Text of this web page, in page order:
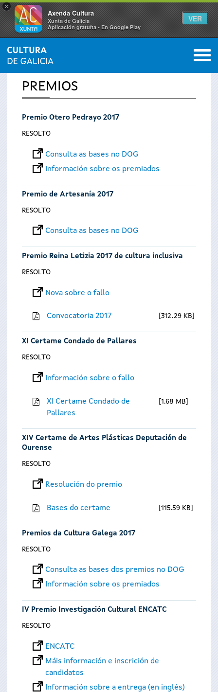
×
Axenda Cultura
Xunta de Galicia
Aplicación gratuíta - En Google Play
VER
Vostede
está
aquí
INICIO 0
PREMIOS
Premio Otero Pedrayo 2017
RESOLTO
Consulta as bases no DOG
Información sobre os premiados
Premio de Artesanía 2017
RESOLTO
Consulta as bases no DOG
Premio Reina Letizia 2017 de cultura inclusiva
RESOLTO
Nova sobre o fallo
Convocatoria 2017 312.29 KB
XI Certame Condado de Pallares
RESOLTO
Información sobre o fallo
XI Certame Condado de
Pallares
1.68 MB
XIV Certame de Artes Plásticas Deputación de
Ourense
RESOLTO
Resolución do premio
Bases do certame 115.59 KB
Premios da Cultura Galega 2017
RESOLTO
Consulta as bases dos premios no DOG
Información sobre os premiados
IV Premio Investigación Cultural ENCATC
RESOLTO
ENCATC
Máis información e inscrición de
candidatos
Información sobre a entrega (en inglés)